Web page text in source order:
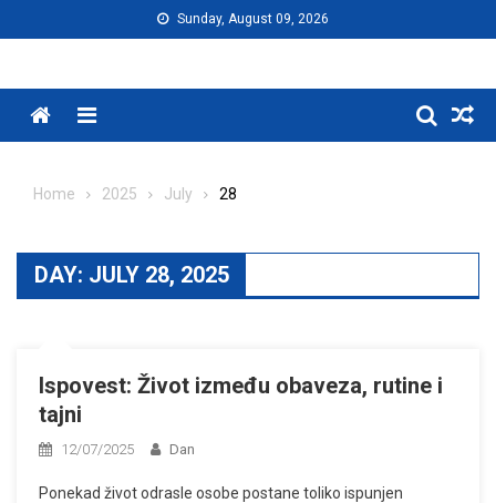
to
Sunday, August 09, 2026
Menu
Home 2025 July 28
DAY: JULY 28, 2025
Ispovest: Život između obaveza, rutine i
tajni
12/07/2025 Dan
Ponekad život odrasle osobe postane toliko ispunjen